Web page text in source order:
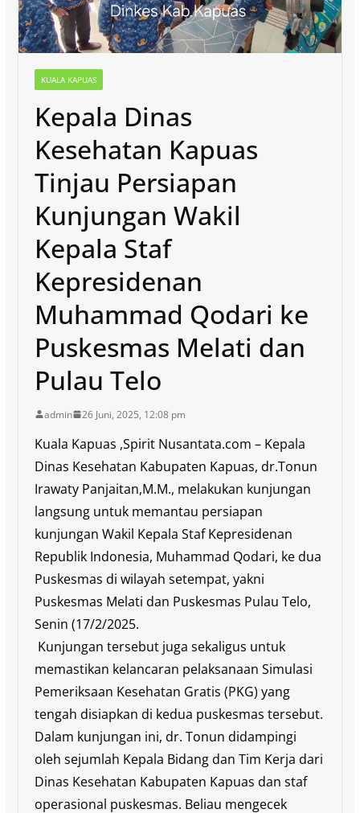
KUALA KAPUAS
Kepala Dinas
Kesehatan Kapuas
Tinjau Persiapan
Kunjungan Wakil
Kepala Staf
Kepresidenan
Muhammad Qodari ke
Puskesmas Melati dan
Pulau Telo
admin 26 Juni, 2025, 12:08 pm
Kuala Kapuas ,Spirit Nusantata.com – Kepala
Dinas Kesehatan Kabupaten Kapuas, dr.Tonun
Irawaty Panjaitan,M.M., melakukan kunjungan
langsung untuk memantau persiapan
kunjungan Wakil Kepala Staf Kepresidenan
Republik Indonesia, Muhammad Qodari, ke dua
Puskesmas di wilayah setempat, yakni
Puskesmas Melati dan Puskesmas Pulau Telo,
Senin (17/2/2025.
Kunjungan tersebut juga sekaligus untuk
memastikan kelancaran pelaksanaan Simulasi
Pemeriksaan Kesehatan Gratis (PKG) yang
tengah disiapkan di kedua puskesmas tersebut.
Dalam kunjungan ini, dr. Tonun didampingi
oleh sejumlah Kepala Bidang dan Tim Kerja dari
Dinas Kesehatan Kabupaten Kapuas dan staf
operasional puskesmas. Beliau mengecek